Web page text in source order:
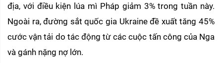
địa, với điều kiện lúa mì Pháp giảm 3% trong tuần này.
Ngoài ra, đường sắt quốc gia Ukraine đề xuất tăng 45%
cước vận tải do tác động từ các cuộc tấn công của Nga
và gánh nặng nợ lớn.